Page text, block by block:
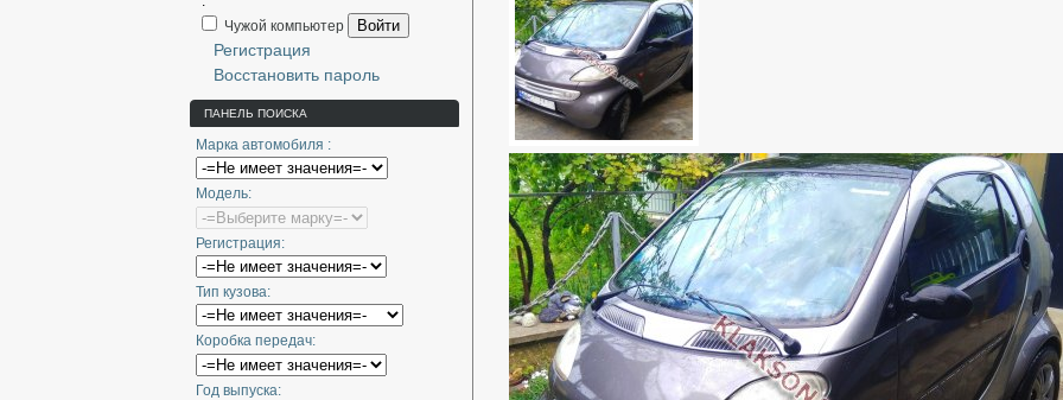
Чужой компьютер
Войти
Регистрация
Восстановить пароль
ПАНЕЛЬ ПОИСКА
Марка автомобиля :
Модель:
Регистрация:
Тип кузова:
Коробка передач:
Год выпуска: